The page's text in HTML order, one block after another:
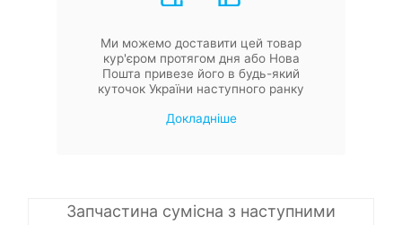
Ми можемо доставити цей товар
кур'єром протягом дня або Нова
Пошта привезе його в будь-який
куточок України наступного ранку
Докладніше
Запчастина сумісна з наступними